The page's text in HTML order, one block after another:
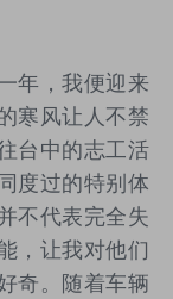
年，我便迎来
寒风让人不禁
台中的志工活
度过的特别体
不代表完全失
，让我对他们
奇。随着车辆